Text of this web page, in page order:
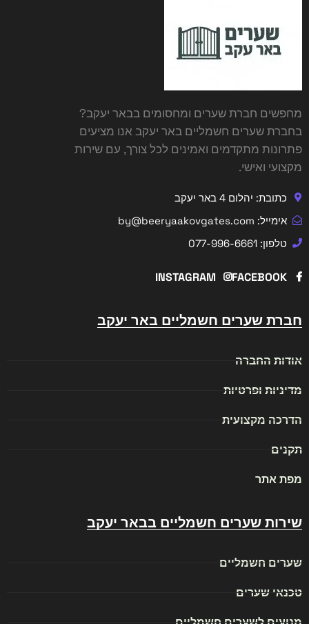
מחפשים חברת שערים ומחסומים בבאר יעקב?
בחברת שערים חשמליים באר יעקב אנו מציעים
פתרונות מתקדמים ואמינים לכל צורך, עם שירות
מקצועי ואישי.
כתובת: יהלום 4 באר יעקב
אימייל: by@beeryaakovgates.com
טלפון: 077-996-6661
FACEBOOK
INSTAGRAM
חברת שערים חשמליים באר יעקב
אודות החברה
מדיניות ופרטיות
הדרכה מקצועית
תקנים
מפת אתר
שירות שערים חשמליים בבאר יעקב
שערים חשמליים
טכנאי שערים